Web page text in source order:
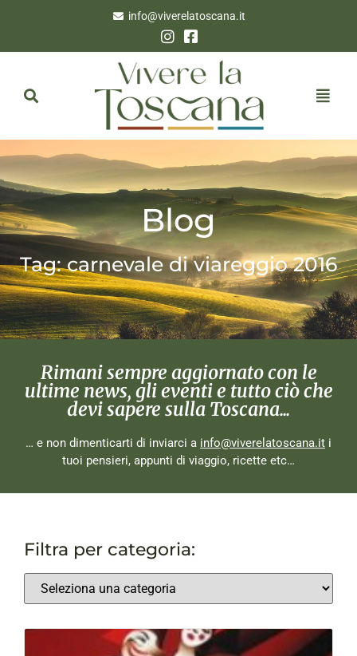
info@viverelatoscana.it
Blog
Tag: carnevale di viareggio 2016
Rimani sempre aggiornato con le
ultime news, gli eventi e tutto ciò che
devi sapere sulla Toscana...
… e non dimenticarti di inviarci a info@viverelatoscana.it i
tuoi pensieri, appunti di viaggio, ricette etc…
Filtra per categoria: